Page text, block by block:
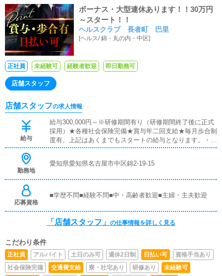
ボーナス・大型連休あります！！30万円
～スタート！！
ヘルスクラブ 長者町 巴里
[ヘルス/錦・丸の内・中区]
正社員 未経験可 経験者歓迎 即日勤務可
店舗スタッフ
店舗スタッフの求人情報
給与
給与300,000円～※研修期間有り（研修期間終了後に正式
採用）★各種社会保険完備★賞与年二回支給★毎月歩合制
度有。上記はあくまでもスタートの給与となります。・日
払いも可能、お気軽にご相談ください♪
勤務地
愛知県愛知県名古屋市中区錦2-19-15
応募資格
■学歴不問■経験不問■中・高齢者歓迎■主婦・主夫歓迎
「店舗スタッフ」 の仕事情報を詳しく見る
こだわり条件
正社員 アルバイト 土日のみ可 週休2日制 日払い可
資格手当あり
社会保険完備
交通費支給 寮・社宅あり 研修あり 未経験可